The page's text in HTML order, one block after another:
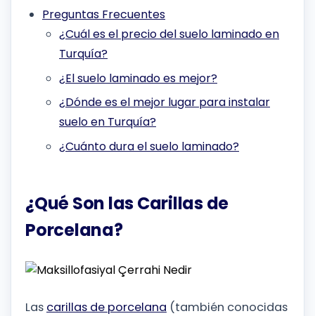
Preguntas Frecuentes
¿Cuál es el precio del suelo laminado en
Turquía?
¿El suelo laminado es mejor?
¿Dónde es el mejor lugar para instalar
suelo en Turquía?
¿Cuánto dura el suelo laminado?
¿Qué Son las Carillas de
Porcelana?
Las carillas de porcelana (también conocidas